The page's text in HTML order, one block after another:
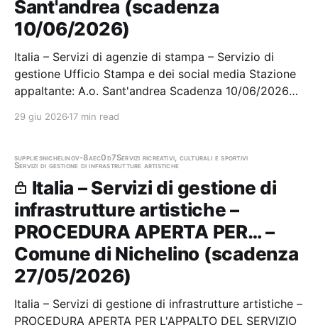
Sant'andrea (scadenza
10/06/2026)
Italia – Servizi di agenzie di stampa – Servizio di
gestione Ufficio Stampa e dei social media Stazione
appaltante: A.o. Sant'andrea Scadenza 10/06/2026
29 giu 2026 17 min read
suppliesnichelinov-8aec0d7Servizi ricreativi, culturali e sportivi
Servizi di gestione di infrastrutture artistiche
Italia – Servizi di gestione di
infrastrutture artistiche –
PROCEDURA APERTA PER… –
Comune di Nichelino (scadenza
27/05/2026)
Italia – Servizi di gestione di infrastrutture artistiche –
PROCEDURA APERTA PER L'APPALTO DEL SERVIZIO